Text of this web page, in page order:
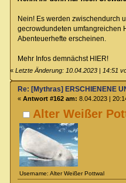
Nein! Es werden zwischendurch
gecrowdundeten umfangreichen
Abenteuerhefte erscheinen.
Mehr Infos demnächst HIER!
«Letzte Änderung: 10.04.2023 | 14:51
Alter Weißer
Username: Alter Weißer Pottwal
Re: [Mythras] ERSCHIENENE
« Antwort #162 am: 8.04.2023 |